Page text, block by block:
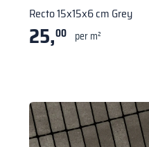
Recto 15x15x6 cm Grey
25,00 per m²